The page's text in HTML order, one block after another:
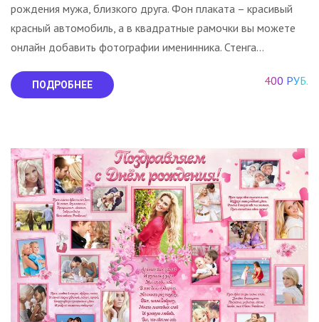
рождения мужа, близкого друга. Фон плаката – красивый
красный автомобиль, а в квадратные рамочки вы можете
онлайн добавить фотографии именинника. Стенга...
ПОДРОБНЕЕ 400 РУБ.